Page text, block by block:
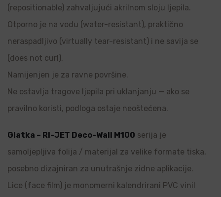
(repositionable) zahvaljujući akrilnom sloju ljepila.
Otporno je na vodu (water-resistant), praktično
neraspadljivo (virtually tear-resistant) i ne savija se
(does not curl).
Namijenjen je za ravne površine.
Ne ostavlja tragove ljepila pri uklanjanju — ako se
pravilno koristi, podloga ostaje neoštećena.
Glatka – RI-JET Deco-Wall M100 serija je
samoljepljiva folija / materijal za velike formate tiska,
posebno dizajniran za unutrašnje zidne aplikacije.
Lice (face film) je monomerni kalendrirani PVC vinil